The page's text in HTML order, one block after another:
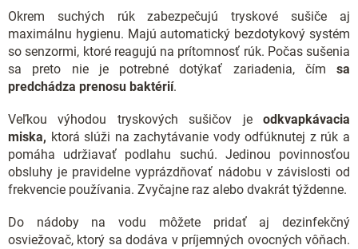
Okrem suchých rúk zabezpečujú tryskové sušiče aj
maximálnu hygienu. Majú automatický bezdotykový systém
so senzormi, ktoré reagujú na prítomnosť rúk. Počas sušenia
sa preto nie je potrebné dotýkať zariadenia, čím sa
predchádza prenosu baktérií.
Veľkou výhodou tryskových sušičov je odkvapkávacia
miska, ktorá slúži na zachytávanie vody odfúknutej z rúk a
pomáha udržiavať podlahu suchú. Jedinou povinnosťou
obsluhy je pravidelne vyprázdňovať nádobu v závislosti od
frekvencie používania. Zvyčajne raz alebo dvakrát týždenne.
Do nádoby na vodu môžete pridať aj dezinfekčný
osviežovač, ktorý sa dodáva v príjemných ovocných vôňach.